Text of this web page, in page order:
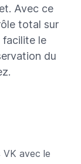
Avec ce
total sur
facilite le
du
VK avec le